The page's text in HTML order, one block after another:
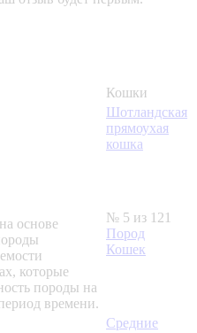
Кошки
Шотландская
прямоухая
кошка
основе
которые
породы на
времени.
№ 5 из 121
Пород
Кошек
Средние